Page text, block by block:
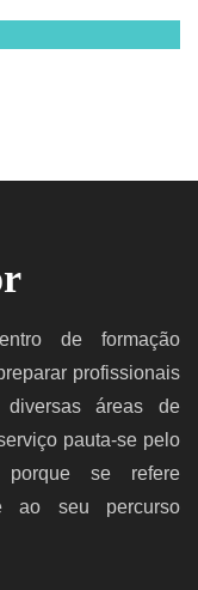
de formação
profissionais
diversas áreas de
pauta-se pelo
porque se refere
ao seu percurso